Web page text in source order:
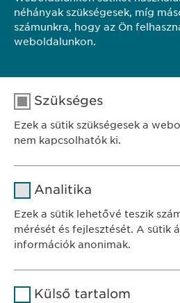
KAPCSOLAT
TOVÁBB A HONLAPRA
Ewopharma
1122
Városmajor
néhányak szükségesek, míg
számunkra, hogy az Ön
weboldalunkon.
Szükséges
Ezek a sütik szükségesek a
nem kapcsolhatók ki.
Időtartam
A fehasználó
Analitika
Ezek a sütik lehetővé teszik
mérését és fejlesztését. A sütik
információk anonimak.
Külső tartalom